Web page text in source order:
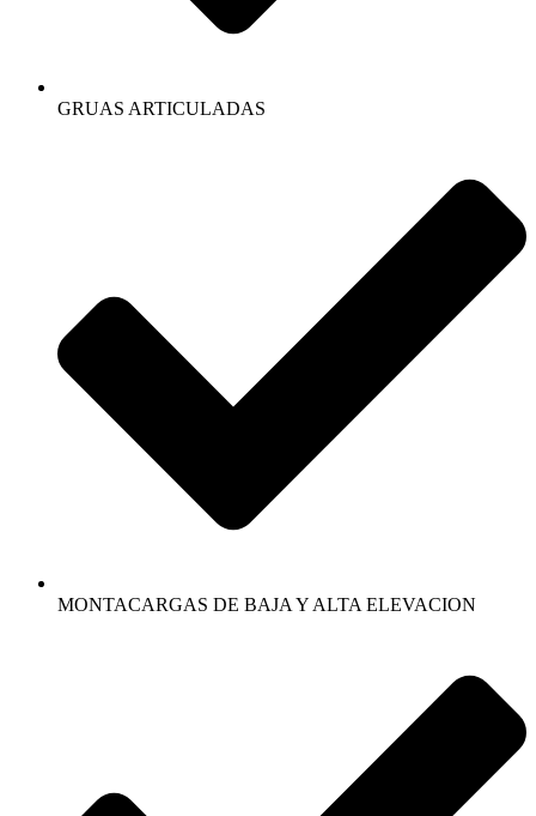
GRUAS ARTICULADAS
MONTACARGAS DE BAJA Y ALTA ELEVACION